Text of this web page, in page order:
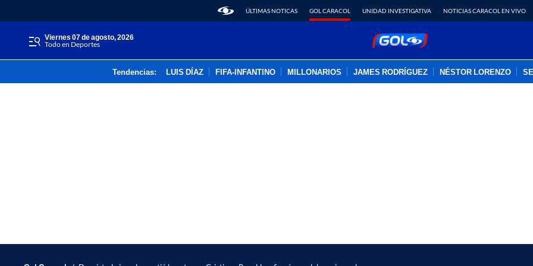
ÚLTIMAS NOTICAS GOL CARACOL UNIDAD INVESTIGATIVA NOTICIAS CARACOL EN VIVO
viernes 07 de agosto, 2026
Todo en Deportes
Tendencias: LUIS DÍAZ FIFA-INFANTINO MILLONARIOS JAMES RODRÍGUEZ NÉSTOR LORENZO